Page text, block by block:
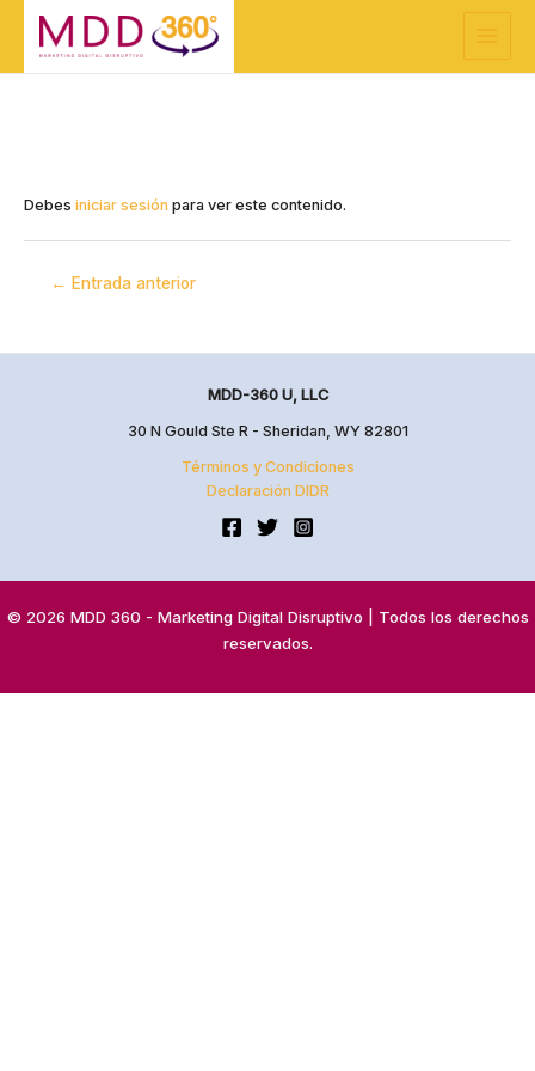
contenido
Main
Menu
Debes iniciar sesión para ver este contenido.
entradas
← Entrada anterior
MDD-360 U, LLC
30 N Gould Ste R - Sheridan, WY 82801
Términos y Condiciones
Declaración DIDR
© 2026 MDD 360 - Marketing Digital Disruptivo | Todos los derechos
reservados.